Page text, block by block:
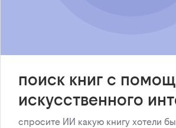
поиск книг с
искусственного
спросите ИИ какую книгу хотели бы